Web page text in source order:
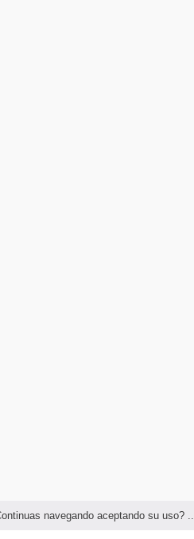
navegando aceptando su uso? ..